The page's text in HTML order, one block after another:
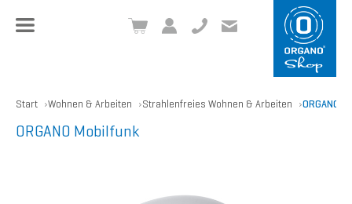
+49 8504 957999-0
ano.ch
Start Wohnen & Arbeiten Strahlenfreies Wohnen & Arbeiten ORGANO
ORGANO Mobilfunk